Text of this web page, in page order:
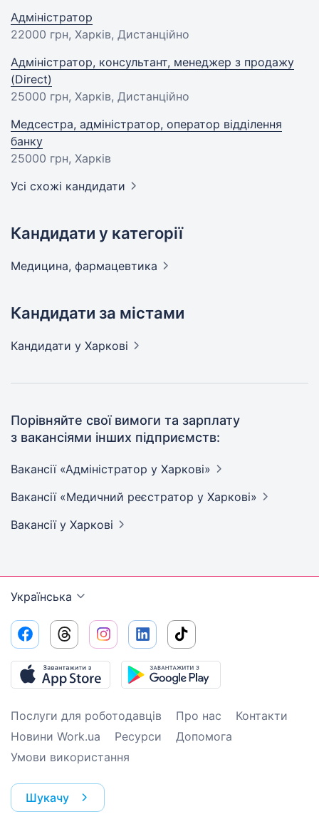
Адміністратор
22000 грн, Харків, Дистанційно
Адміністратор, консультант, менеджер з продажу
(Direct)
25000 грн, Харків, Дистанційно
Медсестра, адміністратор, оператор відділення
банку
25000 грн, Харків
Усі схожі кандидати
Кандидати у категорії
Медицина, фармацевтика
Кандидати за містами
Кандидати у Харкові
Порівняйте свої вимоги та зарплату
з вакансіями інших підприємств:
Вакансії «Адміністратор у Харкові»
Вакансії «Медичний реєстратор у Харкові»
Вакансії у Харкові
Українська
Послуги для роботодавців Про нас
Контакти
Новини Work.ua
Ресурси
Допомога
Умови використання
Шукачу